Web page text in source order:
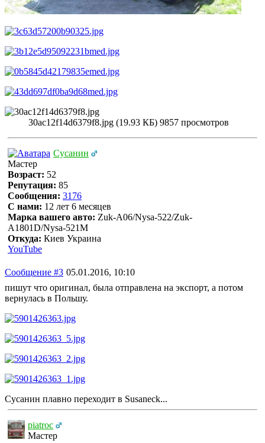
30ac12f14d6379f8.jpg (19.93 КБ) 9857 просмотров
Сусанин
Мастер
Возраст: 52
Репутация: 85
Сообщения: 3176
С нами: 12 лет 6 месяцев
Марка вашего авто: Zuk-A06/Nysa-522/Zuk-
A1801D/Nysa-521M
Откуда: Киев Украина
YouTube
Сообщение #3 05.01.2016, 10:10
пишут что оригинал, была отправлена на экспорт, а потом
вернулась в Польшу.
Сусанин плавно переходит в Susaneck...
piatroc
Мастер